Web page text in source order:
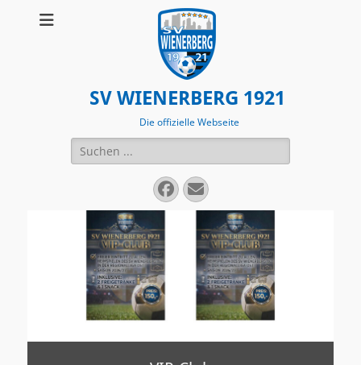
SV WIENERBERG 1921
Die offizielle Webseite
Suchen
nach:
Facebook
E-
Mail